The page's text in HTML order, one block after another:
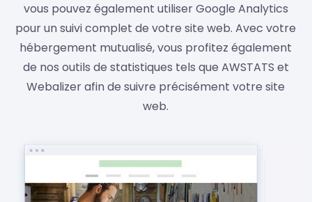
vous pouvez également utiliser Google Analytics
pour un suivi complet de votre site web. Avec votre
hébergement mutualisé, vous profitez également
de nos outils de statistiques tels que AWSTATS et
Webalizer afin de suivre précisément votre site
web.